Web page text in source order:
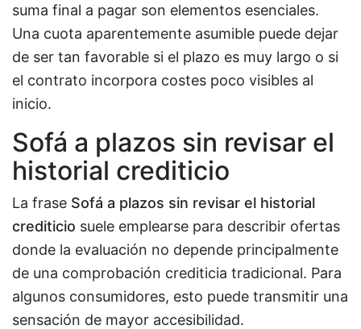
suma final a pagar son elementos esenciales.
Una cuota aparentemente asumible puede dejar
de ser tan favorable si el plazo es muy largo o si
el contrato incorpora costes poco visibles al
inicio.
Sofá a plazos sin revisar el
historial crediticio
La frase Sofá a plazos sin revisar el historial
crediticio suele emplearse para describir ofertas
donde la evaluación no depende principalmente
de una comprobación crediticia tradicional. Para
algunos consumidores, esto puede transmitir una
sensación de mayor accesibilidad.